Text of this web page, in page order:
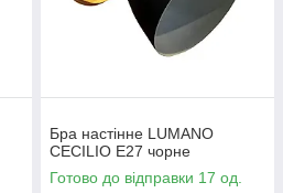
Бра настінне LUMANO
CECILIO Е27 чорне
Готово до відправки 17 од.